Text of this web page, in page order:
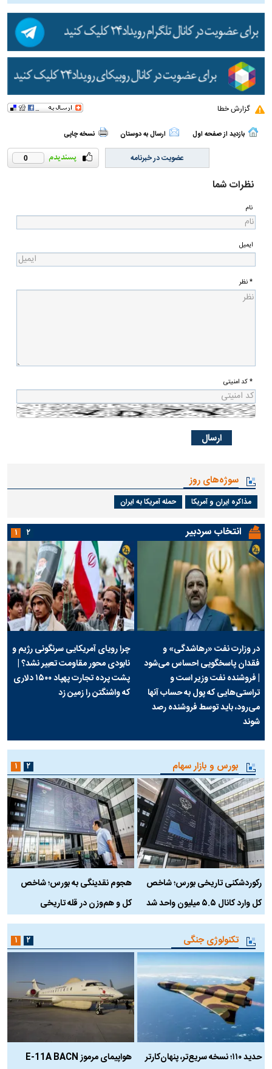
گزارش خطا
بازدید از صفحه اول ارسال به دوستان نسخه چاپی
0 عضویت در خبرنامه
نظرات شما
نام
ایمیل
* نظر
* کد امنیتی
سوژه‌های روز
مذاکره ایران و آمریکا حمله آمریکا به ایران
انتخاب سردبیر
در وزارت نفت «رهاشدگی» و
فقدان پاسخگویی احساس می‌شود
| فروشنده نفت وزیر است و
تراستی‌هایی که پول به حساب آنها
می‌رود، باید توسط فروشنده رصد
شوند
چرا رویای آمریکایی سرنگونی رژیم و
نابودی محور مقاومت تعبیر نشد؟ |
پشت پرده تجارت پهپاد‌ ۱۵۰۰ دلاری
که واشنگتن را زمین زد
۱ ۲
بورس و بازار سهام
رکوردشکنی تاریخی بورس؛ شاخص
کل وارد کانال ۵.۵ میلیون واحد شد
هجوم نقدینگی به بورس؛ شاخص
کل و هم‌وزن در قله تاریخی
۱ ۲
تکنولوژی جنگی
حدید ۱۱۰؛ نسخه سریع‌تر، پنهان‌کارتر هواپیمای مرموز E-11A BACN
۱ ۲